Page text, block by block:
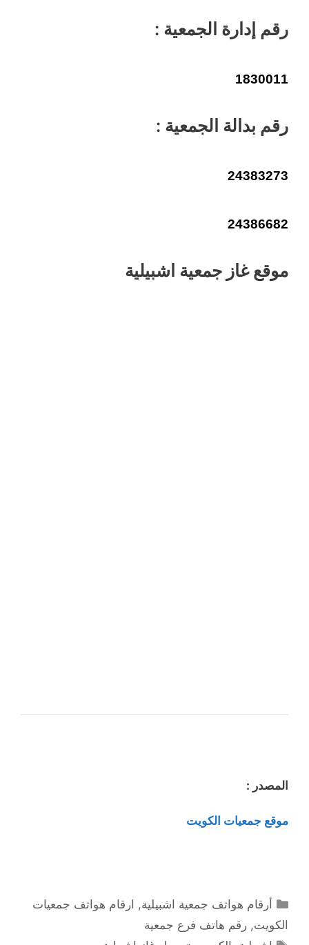
رقم إدارة الجمعية :
1830011
رقم بدالة الجمعية :
24383273
24386682
موقع غاز جمعية اشبيلية
المصدر :
موقع جمعيات الكويت
التصنيفات
أرقام هواتف جمعية اشبيلية, ارقام هواتف جمعيات
الكويت, رقم هاتف فرع جمعية